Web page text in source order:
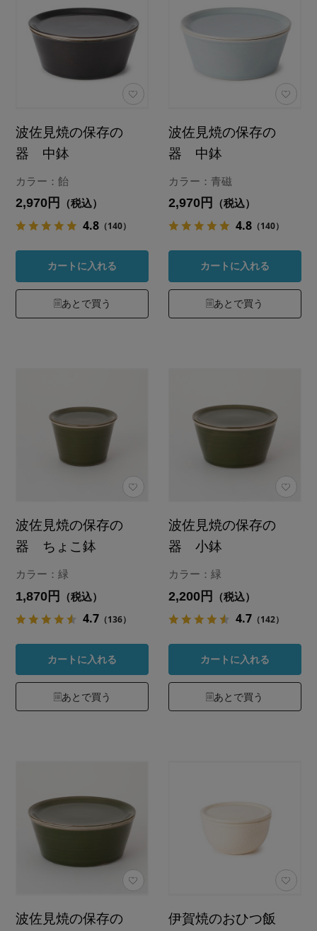
波佐見焼の保存の
器 中鉢
カラー：飴
2,970円 （税込）
4.8 （140）
カートに入れる
あとで買う
波佐見焼の保存の
器 中鉢
カラー：青磁
2,970円 （税込）
4.8 （140）
カートに入れる
あとで買う
波佐見焼の保存の
器 ちょこ鉢
カラー：緑
1,870円 （税込）
4.7 （136）
カートに入れる
あとで買う
波佐見焼の保存の
器 小鉢
カラー：緑
2,200円 （税込）
4.7 （142）
カートに入れる
あとで買う
波佐見焼の保存の
伊賀焼のおひつ飯